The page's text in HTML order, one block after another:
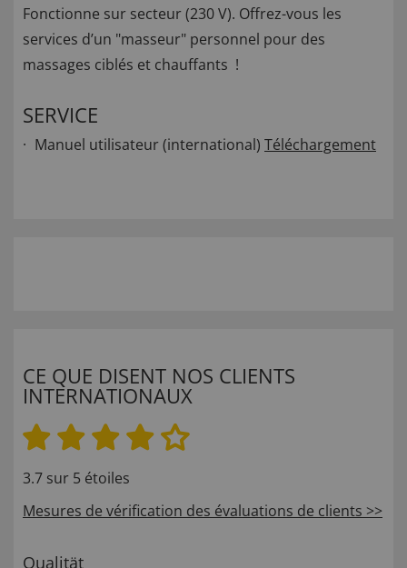
Fonctionne sur secteur (230 V). Offrez-vous les
services d’un "masseur" personnel pour des
massages ciblés et chauffants !
SERVICE
Manuel utilisateur (international) Téléchargement
CE QUE DISENT NOS CLIENTS
INTERNATIONAUX
3.7 sur 5 étoiles
Mesures de vérification des évaluations de clients >>
Qualität